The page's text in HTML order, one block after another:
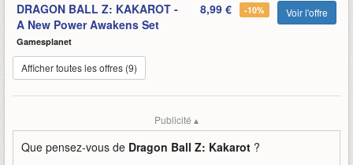
DRAGON BALL Z: KAKAROT -
A New Power Awakens Set
Gamesplanet
8,99 € -10% Voir l'offre
Afficher toutes les offres (9)
Publicité ▴
Que pensez-vous de Dragon Ball Z: Kakarot ?